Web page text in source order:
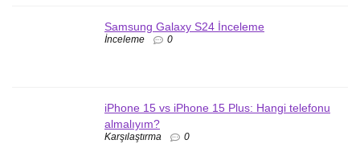
Samsung Galaxy S24 İnceleme
İnceleme 0
iPhone 15 vs iPhone 15 Plus: Hangi telefonu
almalıyım?
Karşılaştırma 0